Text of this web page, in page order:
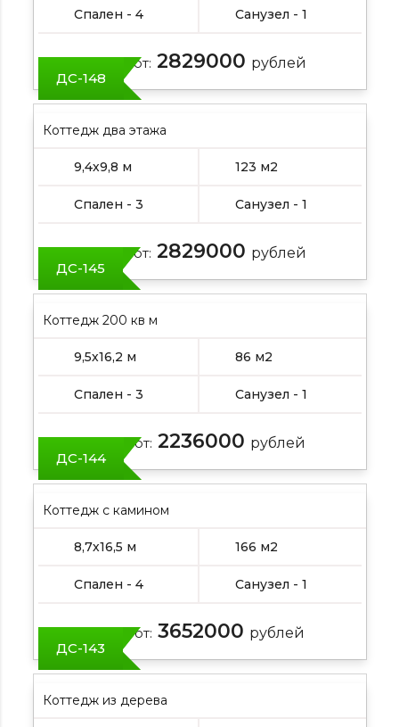
Спален - 4 Санузел - 1
Цена от: 2829000 рублей
ДС-148
Коттедж два этажа
9,4х9,8 м 123 м2
Спален - 3 Санузел - 1
Цена от: 2829000 рублей
ДС-145
Коттедж 200 кв м
9,5х16,2 м 86 м2
Спален - 3 Санузел - 1
Цена от: 2236000 рублей
ДС-144
Коттедж с камином
8,7х16,5 м 166 м2
Спален - 4 Санузел - 1
Цена от: 3652000 рублей
ДС-143
Коттедж из дерева